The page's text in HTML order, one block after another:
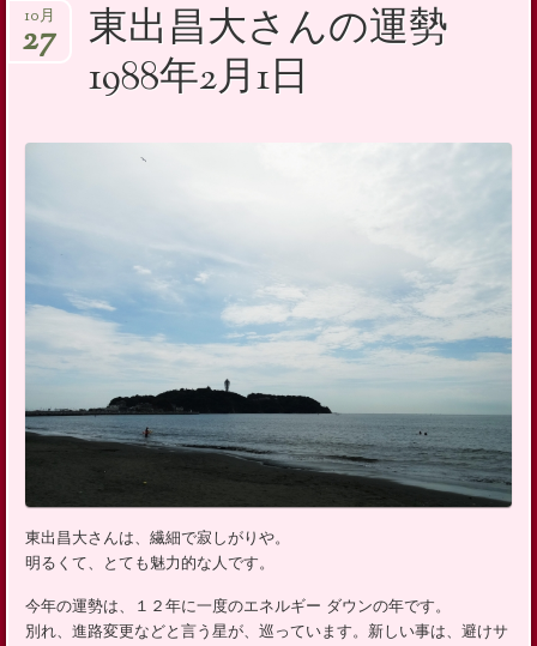
ン
へ
プ
東出昌大さんの運勢
1988年2月1日
10月
27
東出昌大さんは、繊細で寂しがりや。
明るくて、とても魅力的な人です。
今年の運勢は、１２年に一度のエネルギー ダウンの年です。
別れ、進路変更などと言う星が、巡っています。新しい事は、避けサ